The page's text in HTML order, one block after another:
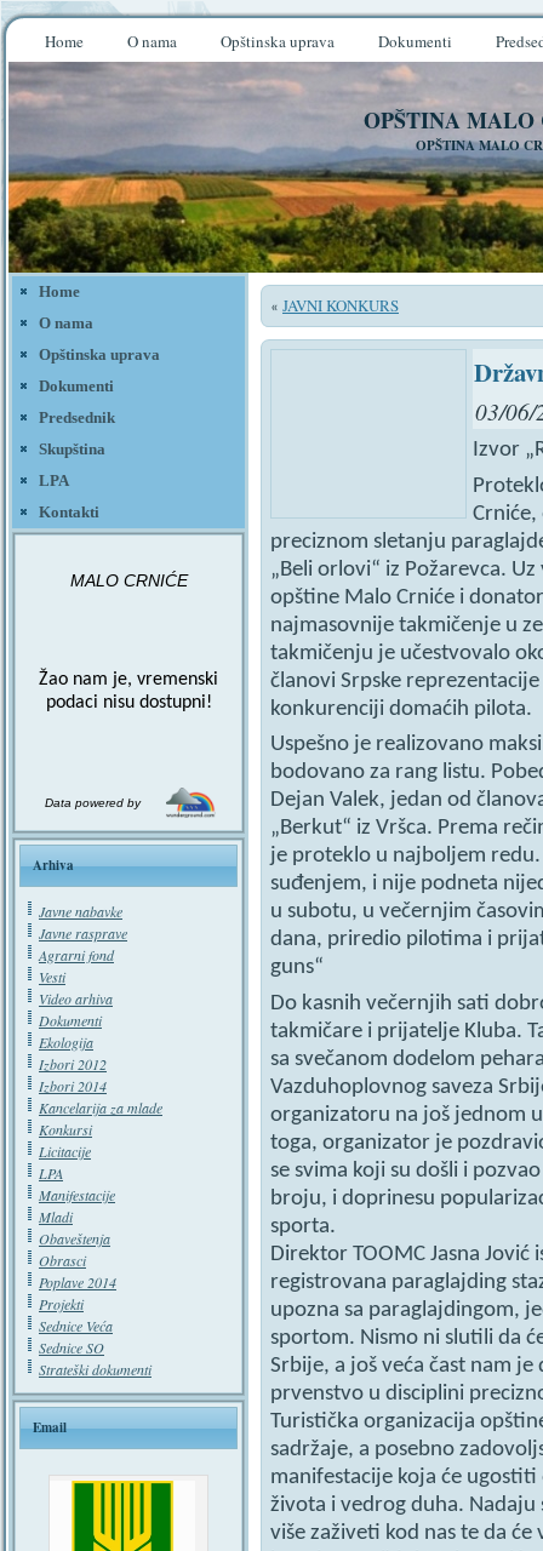
Home O nama Opštinska uprava Dokumenti
OPŠTINA MALO
OPŠTINA MALO
Home
O nama
Opštinska uprava
Dokumenti
Predsednik
Skupština
LPA
Kontakti
MALO CRNIĆE
Žao nam je, vremenski
podaci nisu dostupni!
Data powered by
Arhiva
Javne nabavke
Javne rasprave
Agrarni fond
Vesti
Video arhiva
Dokumenti
Ekologija
Izbori 2012
Izbori 2014
Kancelarija za mlade
Konkursi
Licitacije
LPA
Manifestacije
Mladi
Obaveštenja
Obrasci
Poplave 2014
Projekti
Sednice Veća
Sednice SO
Strateški dokumenti
Email
« JAVNI KONKURS
03/
Izvor
preciznom sletanju
„Beli orlovi“ iz Požarevca.
opštine Malo Crniće i
najmasovnije takmičenje u
takmičenju je učestvovalo
članovi Srpske
konkurenciji domaćih pilota.
Uspešno je realizovano
bodovano za rang listu.
Dejan Valek, jedan od
„Berkut“ iz Vršca. Prema
je proteklo u najboljem
suđenjem, i nije podneta
u subotu, u večernjim
dana, priredio pilotima i
guns“
Do kasnih večernjih sati
takmičare i prijatelje Kluba.
sa svečanom dodelom
Vazduhoplovnog saveza
organizatoru na još jednom
toga, organizator je
se svima koji su došli i
broju, i doprinesu
sporta.
Direktor TOOMC Jasna
registrovana paraglajding
upozna sa paraglajdingom,
sportom. Nismo ni slutili da
Srbije, a još veća čast nam
prvenstvo u disciplini
Turistička organizacija
sadržaje, a posebno
manifestacije koja će
života i vedrog duha.
više zaživeti kod nas te da